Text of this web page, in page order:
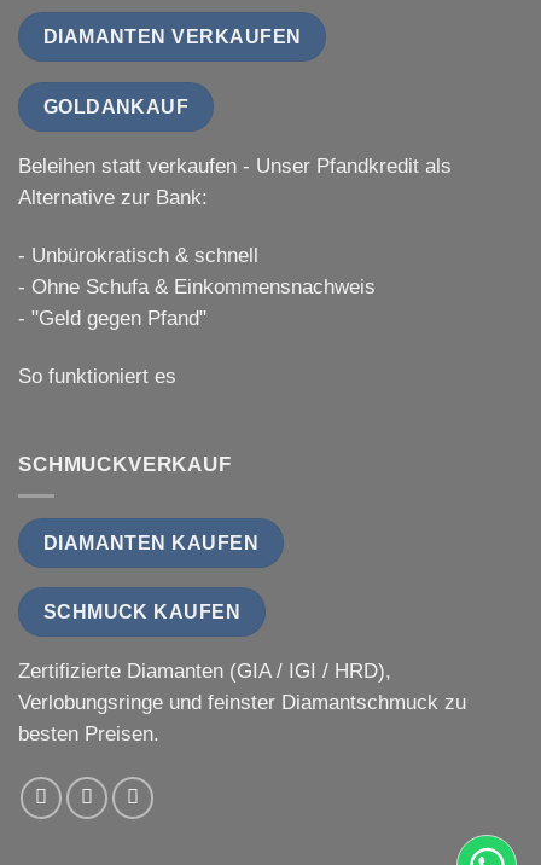
DIAMANTEN VERKAUFEN
GOLDANKAUF
Beleihen statt verkaufen - Unser Pfandkredit als
Alternative zur Bank:
- Unbürokratisch & schnell
- Ohne Schufa & Einkommensnachweis
- "Geld gegen Pfand"
So funktioniert es
SCHMUCKVERKAUF
DIAMANTEN KAUFEN
SCHMUCK KAUFEN
Zertifizierte Diamanten (GIA / IGI / HRD),
Verlobungsringe und feinster Diamantschmuck zu
besten Preisen.